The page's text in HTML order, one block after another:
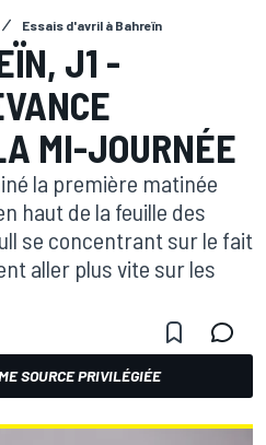
Essais d'avril à Bahreïn
J1 -
MI-JOURNÉE
la première matinée
haut de la feuille des
se concentrant sur le fait
aller plus vite sur les
SOURCE PRIVILÉGIÉE